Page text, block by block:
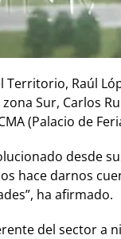
Territorio, Raúl
Sur, Carlos
(Palacio de
desde
hace darnos
ha afirmado.
del sector a